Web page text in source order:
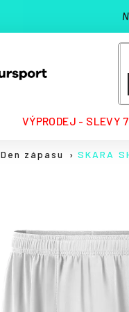
VÝPRODEJ - SLEVY
Den zápasu SKARA